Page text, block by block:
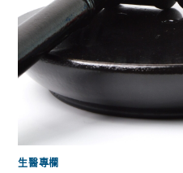
生醫專欄